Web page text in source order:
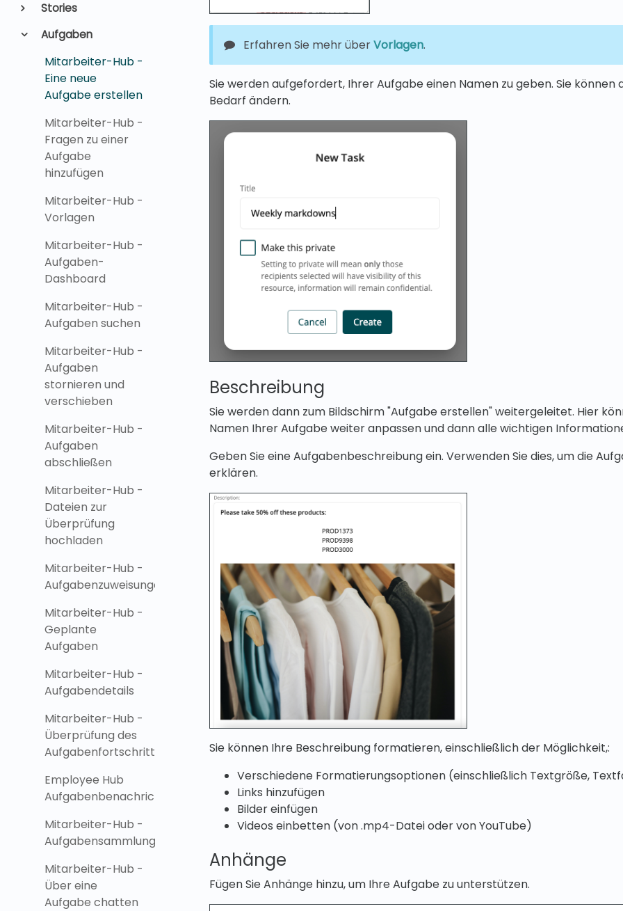
Stories
Aufgaben
Mitarbeiter-Hub -
Eine neue
Aufgabe erstellen
Mitarbeiter-Hub -
Fragen zu einer
Aufgabe
hinzufügen
Mitarbeiter-Hub -
Vorlagen
Mitarbeiter-Hub -
Aufgaben-
Dashboard
Mitarbeiter-Hub -
Aufgaben suchen
Mitarbeiter-Hub -
Aufgaben
stornieren und
verschieben
Mitarbeiter-Hub -
Aufgaben
abschließen
Mitarbeiter-Hub -
Dateien zur
Überprüfung
hochladen
Mitarbeiter-Hub -
Aufgabenzuweisungen
Mitarbeiter-Hub -
Geplante
Aufgaben
Mitarbeiter-Hub -
Aufgabendetails
Mitarbeiter-Hub -
Überprüfung des
Aufgabenfortschritts
Employee Hub
Aufgabenbenachrichtigungen
Mitarbeiter-Hub -
Aufgabensammlungen
Mitarbeiter-Hub -
Über eine
Aufgabe chatten
Erfahren Sie mehr überVorlagen.
Sie werden aufgefordert, Ihrer Aufgabe einen Namen zu geben. Sie können
Bedarf ändern.
Beschreibung
Sie werden dann zum Bildschirm "Aufgabe erstellen" weitergeleitet. Hier
Namen Ihrer Aufgabe weiter anpassen und dann alle wichtigen
Geben Sie eine Aufgabenbeschreibung ein. Verwenden Sie dies, um die
erklären.
Sie können Ihre Beschreibung formatieren, einschließlich der Möglichkeit,:
Verschiedene Formatierungsoptionen (einschließlich Textgröße,
Links hinzufügen
Bilder einfügen
Videos einbetten (von .mp4-Datei oder von YouTube)
Anhänge
Fügen Sie Anhänge hinzu, um Ihre Aufgabe zu unterstützen.